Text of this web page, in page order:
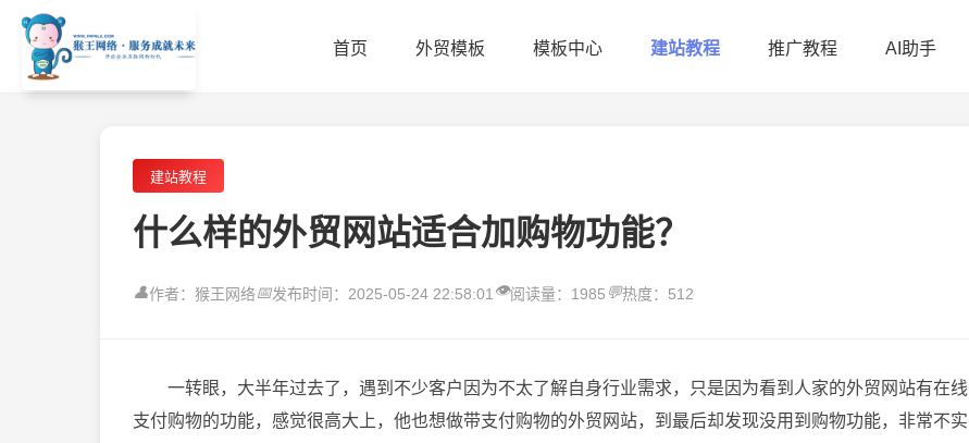
首页 外贸模板 模板中心 建站教程 推广教程 AI助手
建站教程
什么样的外贸网站适合加购物功能？
👤作者：猴王网络📅发布时间：2025-05-24 22:58:01 👁️阅读量：1985 💬热度：512
一转眼，大半年过去了，遇到不少客户因为不太了解自身行业需求，只是因为看到人家的外贸网站有在线
支付购物的功能，感觉很高大上，他也想做带支付购物的外贸网站，到最后却发现没用到购物功能，非常不实